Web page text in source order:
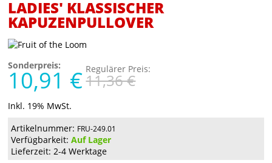
LADIES' KLASSISCHER
KAPUZENPULLOVER
Sonderpreis:
10,91 € Regulärer Preis:
11,36 €
Inkl. 19% MwSt.
Artikelnummer: FRU-249.01
Verfügbarkeit:Auf Lager
Lieferzeit: 2-4 Werktage